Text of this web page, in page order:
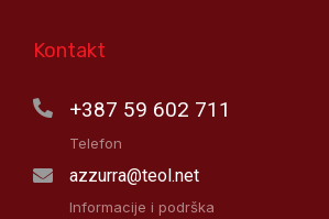
Kontakt
+387 59 602 711
Telefon
azzurra@teol.net
Informacije i podrška